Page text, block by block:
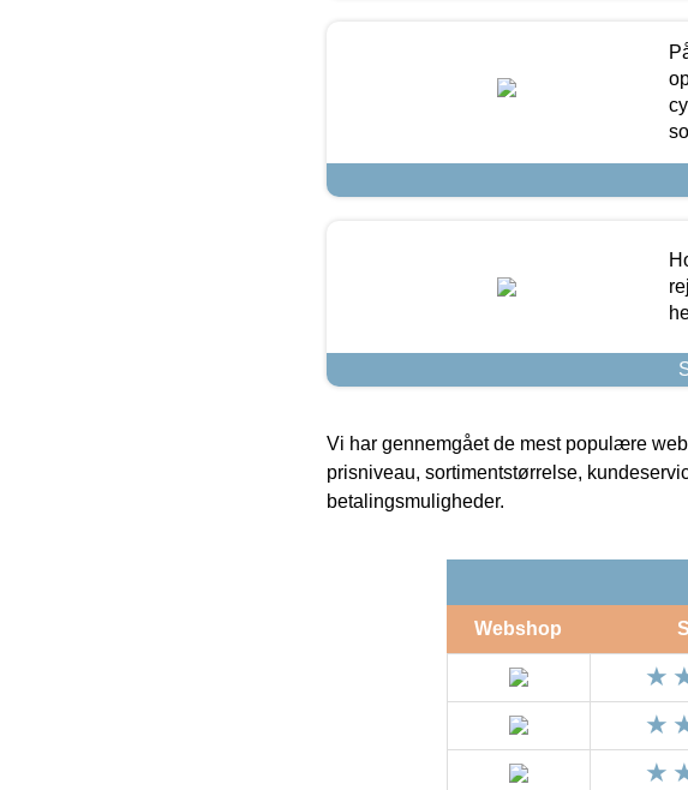
Vi har gennemgået de mest populære
prisniveau, sortimentstørrelse,
betalingsmuligheder.
Webshop